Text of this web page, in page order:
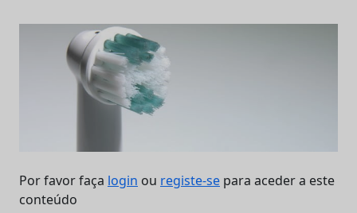
Por favor faça login ou registe-se para aceder a este
conteúdo